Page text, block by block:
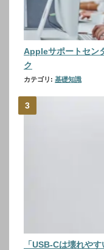
Appleサポートセン
ク
カテゴリ: 基礎知識
「USB-Cは壊れや